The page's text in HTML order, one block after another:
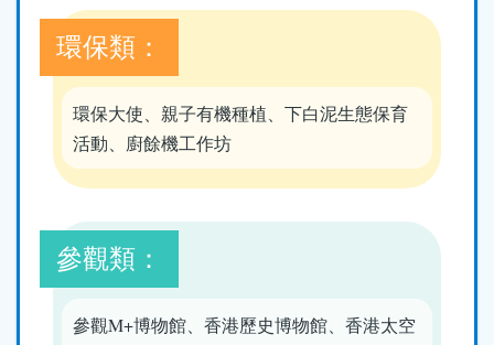
環保類：
環保大使、親子有機種植、下白泥生態保育
活動、廚餘機工作坊
參觀類：
參觀M+博物館、香港歷史博物館、香港太空